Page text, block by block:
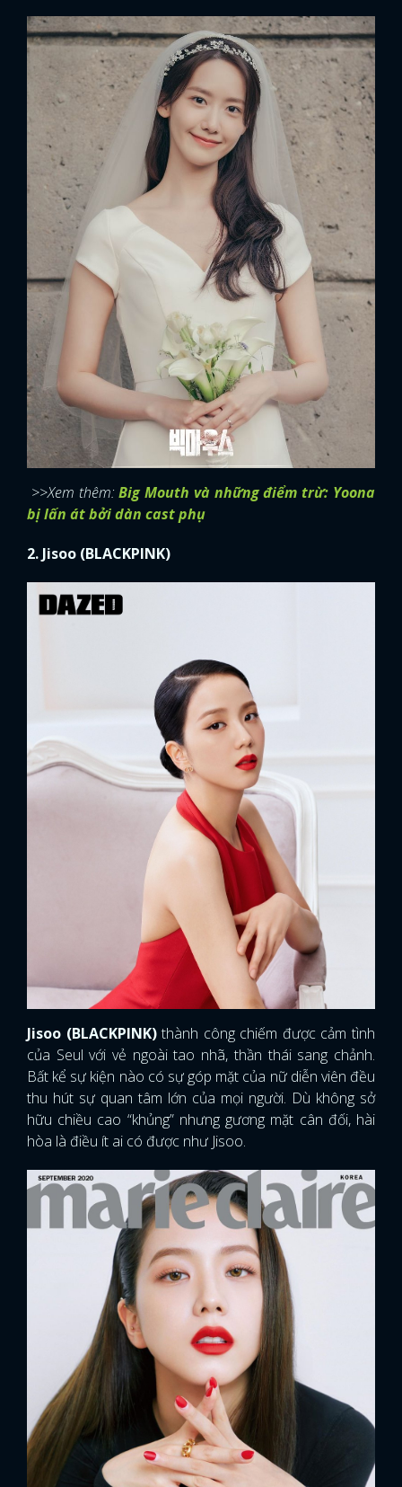
>>Xem thêm:Big Mouth và những điểm trừ: Yoona
bị lấn át bởi dàn cast phụ
2. Jisoo (BLACKPINK)
Jisoo (BLACKPINK)thành công chiếm được cảm tình
của Seul với vẻ ngoài tao nhã, thần thái sang chảnh.
Bất kể sự kiện nào có sự góp mặt của nữ diễn viên đều
thu hút sự quan tâm lớn của mọi người. Dù không sở
hữu chiều cao “khủng” nhưng gương mặt cân đối, hài
hòa là điều ít ai có được như Jisoo.